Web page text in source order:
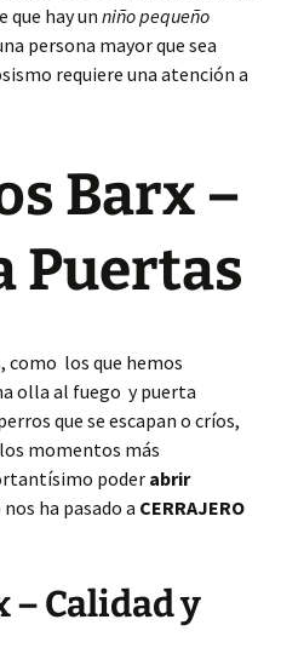
que hay un niño pequeño
persona mayor que sea
requiere una atención a
Barx –
Puertas
como los que hemos
olla al fuego y puerta
que se escapan o críos,
momentos más
poder abrir
ha pasado a CERRAJERO
– Calidad y